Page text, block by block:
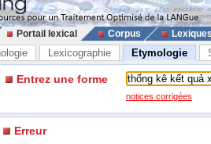
Portail lexical Corpus
Lexicographie Etymologie
Entrez une forme
notices corrigées
Erreur